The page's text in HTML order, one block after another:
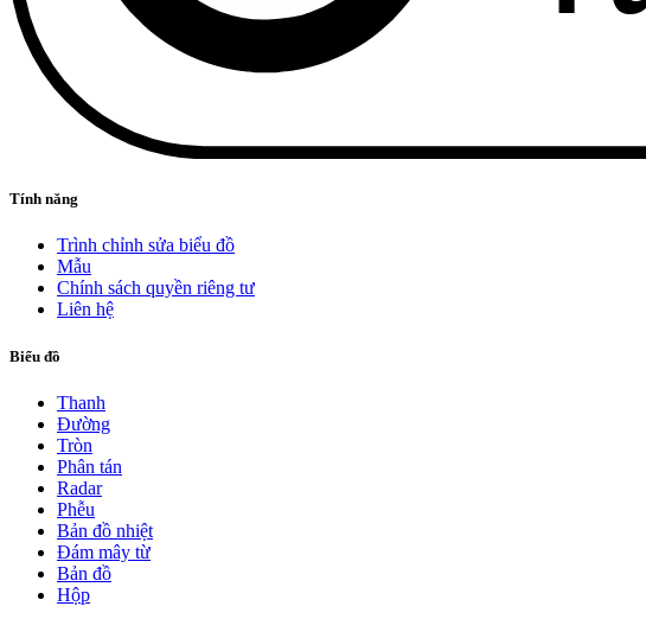
Tính năng
Trình chỉnh sửa biểu đồ
Mẫu
Chính sách quyền riêng tư
Liên hệ
Biểu đồ
Thanh
Đường
Tròn
Phân tán
Radar
Phễu
Bản đồ nhiệt
Đám mây từ
Bản đồ
Hộp